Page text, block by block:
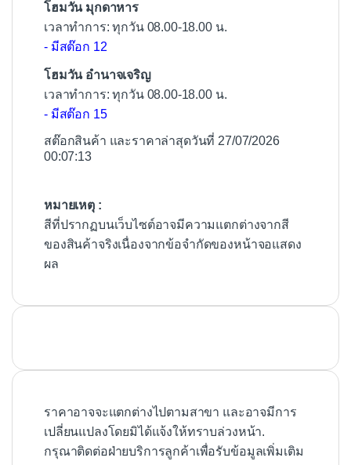
โฮมวัน มุกดาหาร
เวลาทำการ: ทุกวัน 08.00-18.00 น.
- มีสต๊อก 12
โฮมวัน อำนาจเจริญ
เวลาทำการ: ทุกวัน 08.00-18.00 น.
- มีสต๊อก 15
สต๊อกสินค้า และราคาล่าสุดวันที่ 27/07/2026
00:07:13
หมายเหตุ :
สีที่ปรากฏบนเว็บไซต์อาจมีความแตกต่างจากสี
ของสินค้าจริงเนื่องจากข้อจำกัดของหน้าจอแสดง
ผล
ราคาอาจจะแตกต่างไปตามสาขา และอาจมีการ
เปลี่ยนแปลงโดยมิได้แจ้งให้ทราบล่วงหน้า.
กรุณาติดต่อฝ่ายบริการลูกค้าเพื่อรับข้อมูลเพิ่มเติม